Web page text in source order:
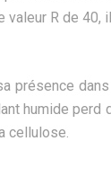
R de 40,
présence
humide
cellulose.